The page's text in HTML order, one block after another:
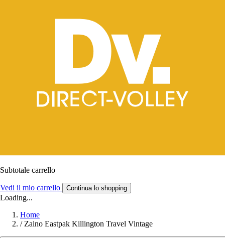
Subtotale carrello
Vedi il mio carrello Continua lo shopping
Loading...
Home
/ Zaino Eastpak Killington Travel Vintage